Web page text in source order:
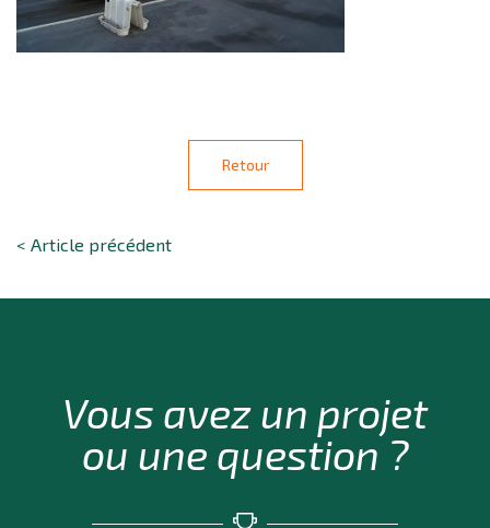
Retour
< Article précédent
Vous avez un projet
ou une question ?